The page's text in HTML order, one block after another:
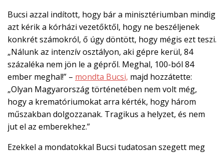
Bucsi azzal indított, hogy bár a minisztériumban mindig
azt kérik a kórházi vezetőktől, hogy ne beszéljenek
konkrét számokról, ő úgy döntött, hogy mégis ezt teszi.
„Nálunk az intenzív osztályon, aki gépre kerül, 84
százaléka nem jön le a gépről. Meghal, 100-ból 84
ember meghal!” – mondta Bucsi, majd hozzátette:
„Olyan Magyarország történetében nem volt még,
hogy a krematóriumokat arra kérték, hogy három
műszakban dolgozzanak. Tragikus a helyzet, és nem
jut el az emberekhez.”
Ezekkel a mondatokkal Bucsi tudatosan szegett meg